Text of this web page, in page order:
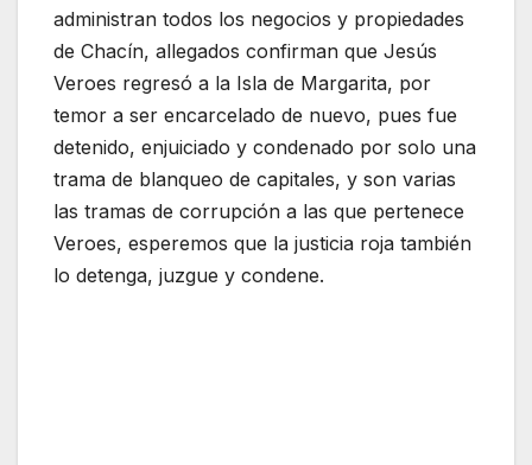
administran todos los negocios y propiedades
de Chacín, allegados confirman que Jesús
Veroes regresó a la Isla de Margarita, por
temor a ser encarcelado de nuevo, pues fue
detenido, enjuiciado y condenado por solo una
trama de blanqueo de capitales, y son varias
las tramas de corrupción a las que pertenece
Veroes, esperemos que la justicia roja también
lo detenga, juzgue y condene.